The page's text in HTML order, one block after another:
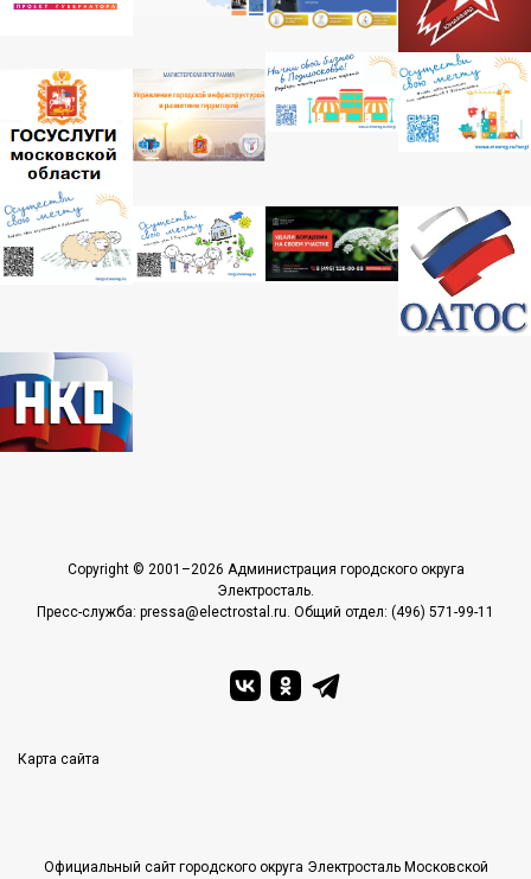
Copyright © 2001–2026 Администрация городского округа
Электросталь.
Пресс-служба: pressa@electrostal.ru. Общий отдел: (496) 571-99-11
Карта сайта
Официальный сайт городского округа Электросталь Московской